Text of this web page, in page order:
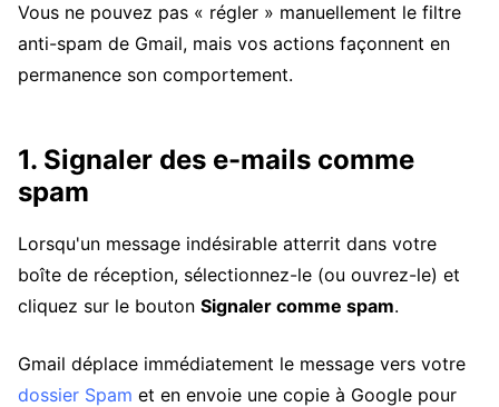
Vous ne pouvez pas « régler » manuellement le filtre
anti-spam de Gmail, mais vos actions façonnent en
permanence son comportement.
1. Signaler des e-mails comme
spam
Lorsqu'un message indésirable atterrit dans votre
boîte de réception, sélectionnez-le (ou ouvrez-le) et
cliquez sur le bouton Signaler comme spam.
Gmail déplace immédiatement le message vers votre
dossier Spam et en envoie une copie à Google pour